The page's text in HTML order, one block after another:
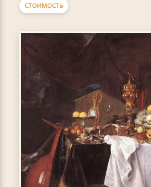
СТОИМОСТЬ